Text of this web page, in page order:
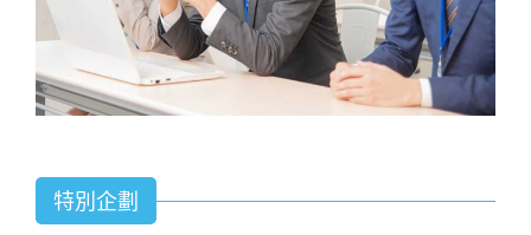
特別企劃